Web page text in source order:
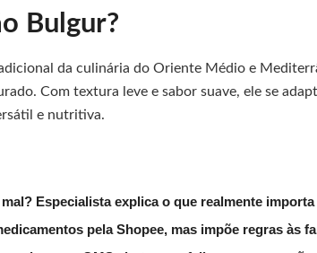
Bulgur?
da culinária do Oriente Médio e
Com textura leve e sabor suave, ele se
e nutritiva.
Especialista explica o que realmente importa
pela Shopee, mas impõe regras às